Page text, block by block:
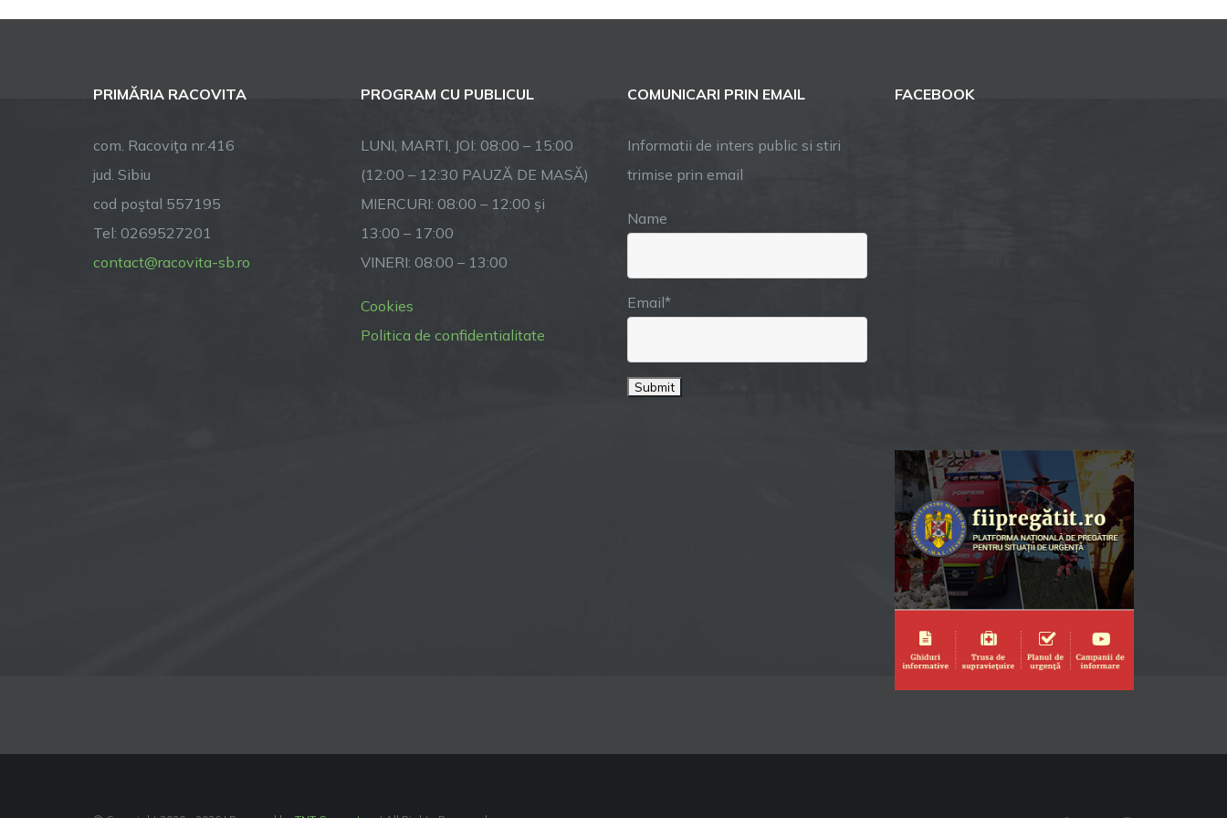
ordinare
consiliului
din
31
ianuarie
PRIMĂRIA RACOVITA
com. Racoviţa nr.416
jud. Sibiu
cod poştal 557195
Tel: 0269527201
contact@racovita-sb.ro
PROGRAM CU PUBLICUL
LUNI, MARTI, JOI: 08:00 – 15:00
(12:00 – 12:30 PAUZĂ DE MASĂ)
MIERCURI: 08:00 – 12:00 și
13:00 – 17:00
VINERI: 08:00 – 13:00
Cookies
Politica de confidentialitate
COMUNICARI PRIN EMAIL
Informatii de inters public si stiri
trimise prin email
Name
Email*
FACEBOOK